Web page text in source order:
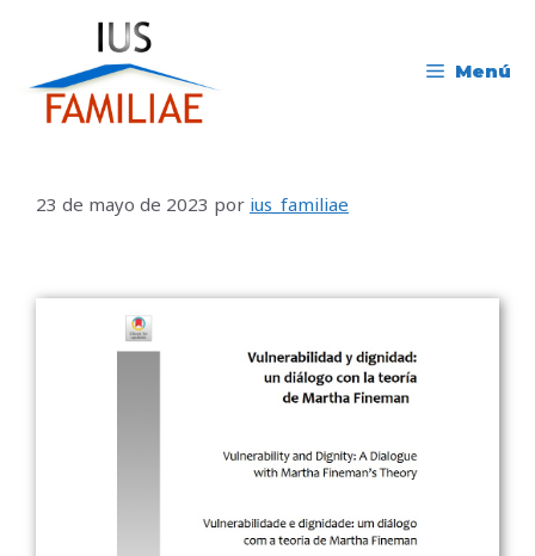
Menú
23 de mayo de 2023 por ius_familiae